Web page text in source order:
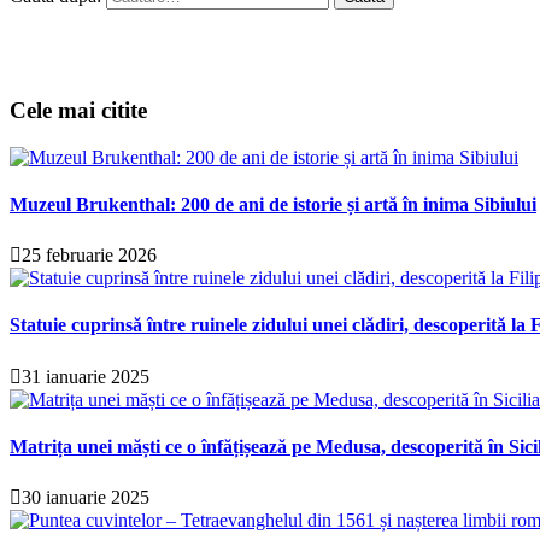
Cele mai citite
Muzeul Brukenthal: 200 de ani de istorie și artă în inima Sibiului
25 februarie 2026
Statuie cuprinsă între ruinele zidului unei clădiri, descoperită la
31 ianuarie 2025
Matrița unei măști ce o înfățișează pe Medusa, descoperită în
30 ianuarie 2025